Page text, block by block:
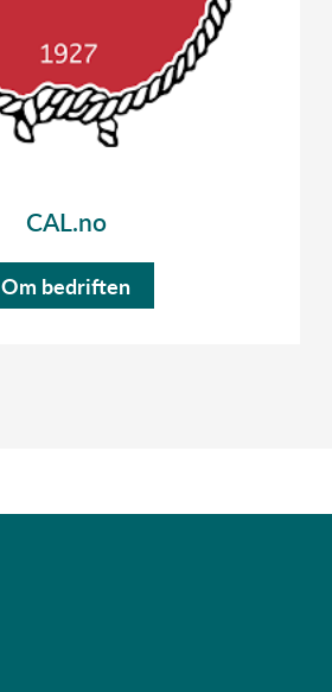
CAL.no
Om bedriften